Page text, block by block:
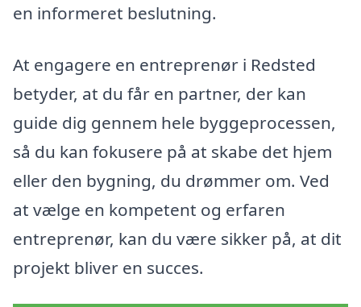
en informeret beslutning.
At engagere en entreprenør i Redsted
betyder, at du får en partner, der kan
guide dig gennem hele byggeprocessen,
så du kan fokusere på at skabe det hjem
eller den bygning, du drømmer om. Ved
at vælge en kompetent og erfaren
entreprenør, kan du være sikker på, at dit
projekt bliver en succes.